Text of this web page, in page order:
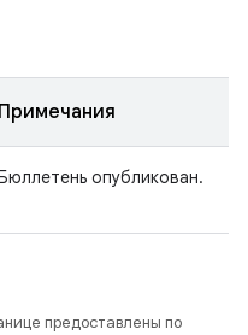
Примечания
опубликован.
предоставлены по